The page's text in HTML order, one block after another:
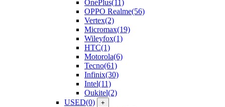
OnePlus(11)
OPPO Realme(56)
Vertex(2)
Micromax(19)
Wileyfox(1)
HTC(1)
Motorola(6)
Tecno(61)
Infinix(30)
Intel(11)
Oukitel(2)
USED(0) +